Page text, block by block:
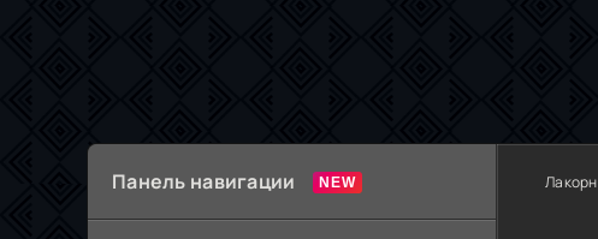
Панель навигации